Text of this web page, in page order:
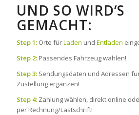
UND SO WIRD‘S
GEMACHT:
Step 1:Orte fürLaden und Entladen
Step 2:Passendes Fahrzeug wählen!
Step 3:Sendungsdaten und Adressen
Zustellung ergänzen!
Step 4:Zahlung wählen, direkt online
per Rechnung/Lastschrift!